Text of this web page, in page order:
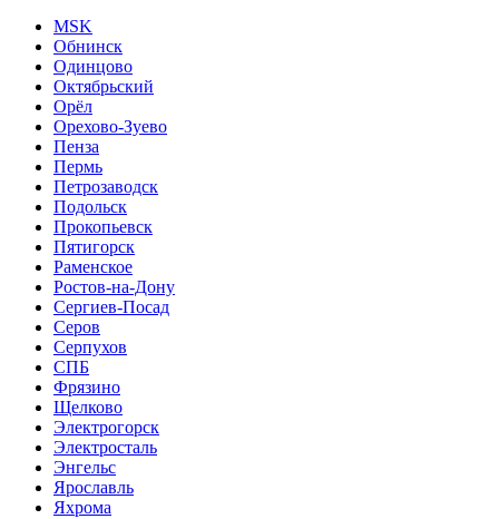
MSK
Обнинск
Одинцово
Октябрьский
Орёл
Орехово-Зуево
Пенза
Пермь
Петрозаводск
Подольск
Прокопьевск
Пятигорск
Раменское
Ростов-на-Дону
Сергиев-Посад
Серов
Серпухов
СПБ
Фрязино
Щелково
Электрогорск
Электросталь
Энгельс
Ярославль
Яхрома